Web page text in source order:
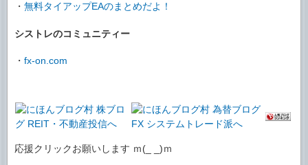
・ 無料タイアップEAのまとめだよ！
シストレのコミュニティー
・ fx-on.com
応援クリックお願いします ｍ(_ _)ｍ